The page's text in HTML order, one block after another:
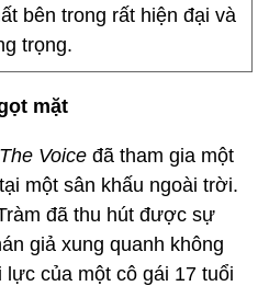
bên trong rất hiện đại và
trọng.
mặt
The Voice đã tham gia một
một sân khấu ngoài trời.
đã thu hút được sự
giả xung quanh không
của một cô gái 17 tuổi